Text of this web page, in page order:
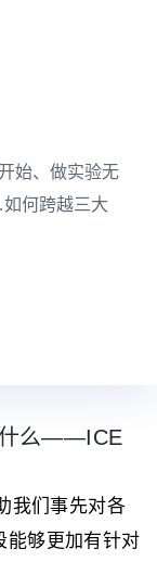
始、做实验无
何跨越三大
什么——ICE
我们事先对各
能够更加有针对